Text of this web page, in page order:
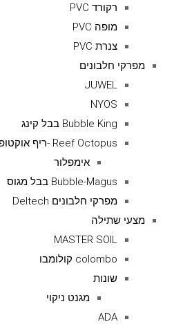
רקורד PVC
מופה PVC
צנרת PVC
מפרקי חלבונים
JUWEL
NYOS
Bubble King בבל קינג
Reef Octopus -ריף אוקטופוס
אימפלור
Bubble-Magus בבל מגוס
מפרקי חלבונים Deltech
מצעי שתילה
MASTER SOIL
colombo קולומבו
שונות
מגנט ניקוי
ADA